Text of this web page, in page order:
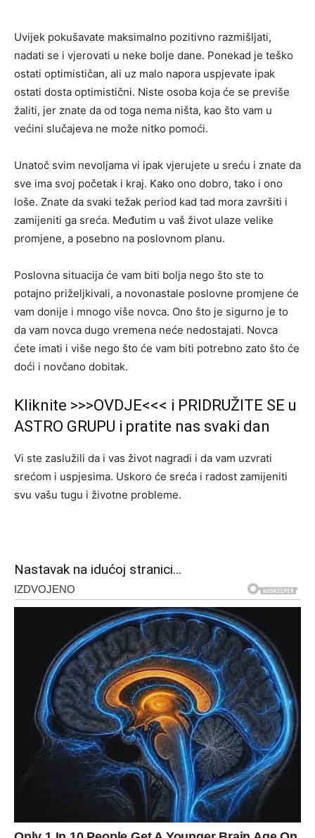
Uvijek pokušavate maksimalno pozitivno razmišljati,
nadati se i vjerovati u neke bolje dane. Ponekad je teško
ostati optimističan, ali uz malo napora uspjevate ipak
ostati dosta optimistični. Niste osoba koja će se previše
žaliti, jer znate da od toga nema ništa, kao što vam u
većini slučajeva ne može nitko pomoći.
Unatoč svim nevoljama vi ipak vjerujete u sreću i znate da
sve ima svoj početak i kraj. Kako ono dobro, tako i ono
loše. Znate da svaki težak period kad tad mora završiti i
zamijeniti ga sreća. Međutim u vaš život ulaze velike
promjene, a posebno na poslovnom planu.
Poslovna situacija će vam biti bolja nego što ste to
potajno priželjkivali, a novonastale poslovne promjene će
vam donije i mnogo više novca. Ono što je sigurno je to
da vam novca dugo vremena neće nedostajati. Novca
ćete imati i više nego što će vam biti potrebno zato što će
doći i novčano dobitak.
Kliknite >>>OVDJE<<< i PRIDRUŽITE SE u
ASTRO GRUPU i pratite nas svaki dan
Vi ste zaslužili da i vas život nagradi i da vam uzvrati
srećom i uspjesima. Uskoro će sreća i radost zamijeniti
svu vašu tugu i životne probleme.
Nastavak na idućoj stranici…